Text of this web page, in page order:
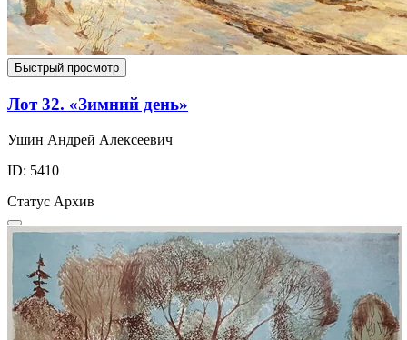
Быстрый просмотр
Лот 32. «Зимний день»
Ушин Андрей Алексеевич
ID: 5410
Статус Архив